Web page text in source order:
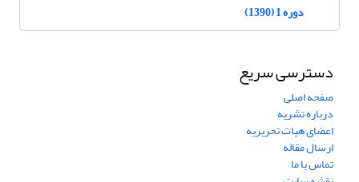
دوره 1 (1390)
دسترسی سریع
صفحه اصلی
درباره نشریه
اعضای هیات تحریریه
ارسال مقاله
تماس با ما